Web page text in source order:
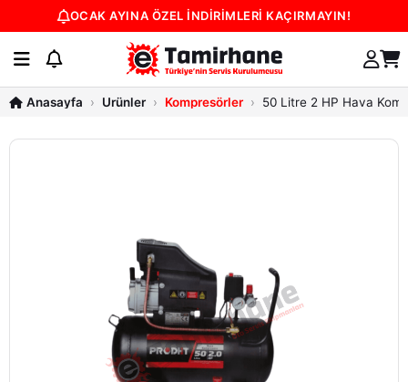
OCAK AYINA ÖZEL İNDİRİMLERİ KAÇIRMAYIN!
Ürünler Kompresörler 50 Litre 2 HP Hava